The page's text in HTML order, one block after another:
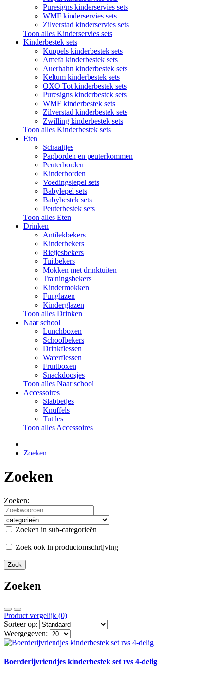
Puresigns kinderservies sets
WMF kinderservies sets
Zilverstad kinderservies sets
Toon alles Kinderservies sets
Kinderbestek sets
Kuppels kinderbestek sets
Amefa kinderbestek sets
Auerhahn kinderbestek sets
Keltum kinderbestek sets
OXO Tot kinderbestek sets
Puresigns kinderbestek sets
WMF kinderbestek sets
Zilverstad kinderbestek sets
Zwilling kinderbestek sets
Toon alles Kinderbestek sets
Eten
Schaaltjes
Papborden en peuterkommen
Peuterborden
Kinderborden
Voedingslepel sets
Babylepel sets
Babybestek sets
Peuterbestek sets
Toon alles Eten
Drinken
Antilekbekers
Kinderbekers
Rietjesbekers
Tuitbekers
Mokken met drinktuiten
Trainingsbekers
Kindermokken
Funglazen
Kinderglazen
Toon alles Drinken
Naar school
Lunchboxen
Schoolbekers
Drinkflessen
Waterflessen
Fruitboxen
Snackdoosjes
Toon alles Naar school
Accessoires
Slabbetjes
Knuffels
Tuttles
Toon alles Accessoires
Zoeken
Zoeken
Zoeken:
Zoeken in sub-categorieën
Zoek ook in productomschrijving
Zoeken
Product vergelijk (0)
Sorteer op:
Weergegeven:
Boerderijvriendjes kinderbestek set rvs 4-delig